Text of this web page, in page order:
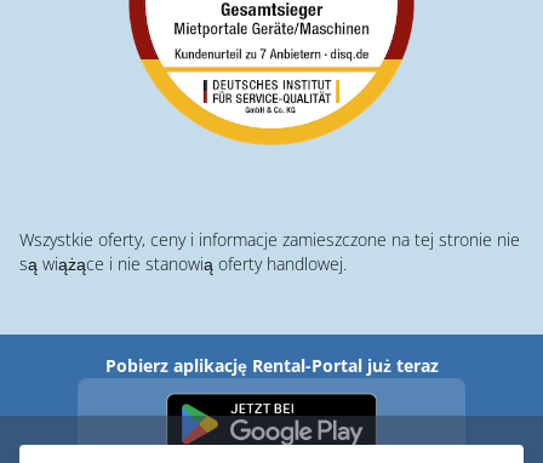
Wszystkie oferty, ceny i informacje zamieszczone na tej stronie nie
są wiążące i nie stanowią oferty handlowej.
Pobierz aplikację Rental-Portal już teraz